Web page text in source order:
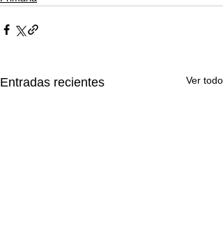
Entradas recientes Ver todo